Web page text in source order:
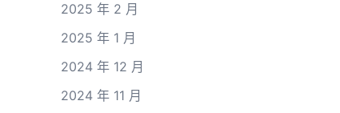
2025 年 2 月
2025 年 1 月
2024 年 12 月
2024 年 11 月